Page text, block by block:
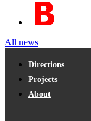
All news
Directions
Projects
About